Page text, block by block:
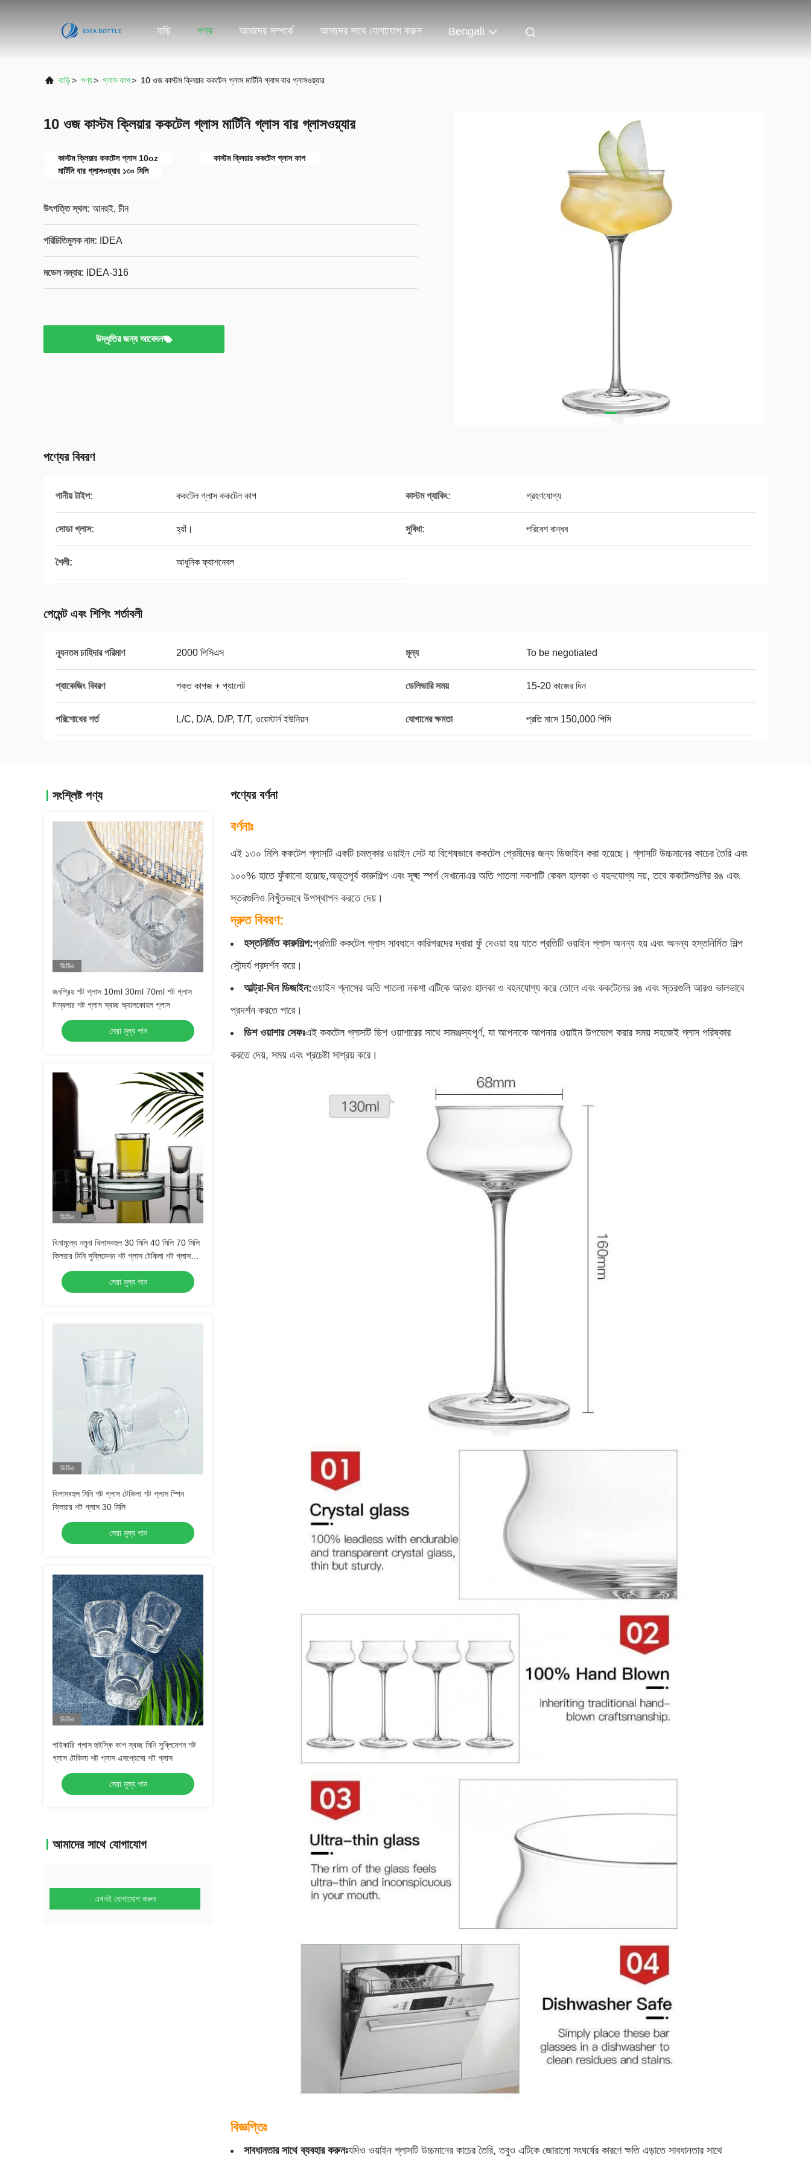
বাড়ি পণ্য আমাদের সম্পর্কে আমাদের সাথে যোগাযোগ করুন Bengali
বাড়ি> পণ্য> গ্লাস কাপ> 10 ওজ কাস্টম ক্লিয়ার ককটেল গ্লাস মার্টিনি গ্লাস বার গ্লাসওয়্যার
10 ওজ কাস্টম ক্লিয়ার ককটেল গ্লাস মার্টিনি গ্লাস বার গ্লাসওয়্যার
কাস্টম ক্লিয়ার ককটেল গ্লাস 10oz
কাস্টম ক্লিয়ার ককটেল গ্লাস কাপ
মার্টিনি বার গ্লাসওয়্যার ১৩০ মিলি
উৎপত্তি স্থল: আনহুই, চীন
পরিচিতিমুলক নাম: IDEA
মডেল নম্বার: IDEA-316
উদ্ধৃতির জন্য আবেদন
পণ্যের বিবরণ
পানীয় টাইপ: ককটেল গ্লাস ককটেল কাপ কাস্টম প্যাকিং: গ্রহণযোগ্য
সোডা গ্লাস: হ্যাঁ। সুবিধা: পরিবেশ বান্ধব
শৈলী: আধুনিক ফ্যাশনেবল
পেমেন্ট এবং শিপিং শর্তাবলী
ন্যূনতম চাহিদার পরিমাণ 2000 পিসিএস মূল্য To be negotiated
প্যাকেজিং বিবরণ শক্ত কাগজ + প্যালেট ডেলিভারি সময় 15-20 কাজের দিন
পরিশোধের শর্ত L/C, D/A, D/P, T/T, ওয়েস্টার্ন ইউনিয়ন যোগানের ক্ষমতা প্রতি মাসে 150,000 পিসি
সংশ্লিষ্ট পণ্য
ভিডিও
জনপ্রিয় শট গ্লাস 10ml 30ml 70ml শট গ্লাস
টাম্বলার শট গ্লাস স্বচ্ছ অ্যালকোহল গ্লাস
সেরা মূল্য পান
ভিডিও
বিনামূল্যে নমুনা বিলাসবহুল 30 মিলি 40 মিলি 70 মিলি
ক্লিয়ার মিনি সুব্লিমেশন শট গ্লাস টেকিলা শট গ্লাস
এসপ্রেসো শট গ্লাস
সেরা মূল্য পান
ভিডিও
বিলাসবহুল মিনি শট গ্লাস টেকিলা শট গ্লাস স্পিন
ক্লিয়ার শট গ্লাস 30 মিলি
সেরা মূল্য পান
ভিডিও
পাইকারি গ্লাস হুইস্কি কাপ স্বচ্ছ মিনি সুব্লিমেশন শট
গ্লাস টেকিলা শট গ্লাস এসপ্রেসো শট গ্লাস
সেরা মূল্য পান
আমাদের সাথে যোগাযোগ
এখনই যোগাযোগ করুন
পণ্যের বর্ণনা
বর্ণনাঃ
এই ১৩০ মিলি ককটেল গ্লাসটি একটি চমত্কার ওয়াইন সেট যা বিশেষভাবে ককটেল প্রেমীদের জন্য ডিজাইন করা হয়েছে। গ্লাসটি উচ্চমানের কাচের তৈরি এবং
১০০% হাতে ফুঁকানো হয়েছে,অভূতপূর্ব কারুশিল্প এবং সূক্ষ্ম স্পর্শ দেখানোএর অতি পাতলা নকশাটি কেবল হালকা ও বহনযোগ্য নয়, তবে ককটেলগুলির রঙ এবং
স্তরগুলিও নিখুঁতভাবে উপস্থাপন করতে দেয়।
দ্রুত বিবরণ:
হস্তনির্মিত কারুশিল্প:প্রতিটি ককটেল গ্লাস সাবধানে কারিগরদের দ্বারা ফুঁ দেওয়া হয় যাতে প্রতিটি ওয়াইন গ্লাস অনন্য হয় এবং অনন্য হস্তনির্মিত শিল্প
সৌন্দর্য প্রদর্শন করে।
আল্ট্রা-থিন ডিজাইন:ওয়াইন গ্লাসের অতি পাতলা নকশা এটিকে আরও হালকা ও বহনযোগ্য করে তোলে এবং ককটেলের রঙ এবং স্তরগুলি আরও ভালভাবে
প্রদর্শন করতে পারে।
ডিশ ওয়াশার সেফঃএই ককটেল গ্লাসটি ডিশ ওয়াশারের সাথে সামঞ্জস্যপূর্ণ, যা আপনাকে আপনার ওয়াইন উপভোগ করার সময় সহজেই গ্লাস পরিষ্কার
করতে দেয়, সময় এবং প্রচেষ্টা সাশ্রয় করে।
বিজ্ঞপ্তিঃ
সাবধানতার সাথে ব্যবহার করুনঃযদিও ওয়াইন গ্লাসটি উচ্চমানের কাচের তৈরি, তবুও এটিকে জোরালো সংঘর্ষের কারণে ক্ষতি এড়াতে সাবধানতার সাথে